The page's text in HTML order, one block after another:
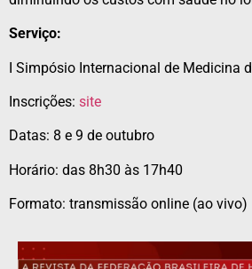
Serviço:
I Simpósio Internacional de Medicina
Inscrições: site
Datas: 8 e 9 de outubro
Horário: das 8h30 às 17h40
Formato: transmissão online (ao vivo)